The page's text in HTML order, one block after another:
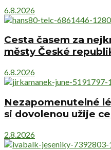
6.8.2026
Cesta časem za
městy České
6.8.2026
Nezapomenutelné
si dovolenou užije
2.8.2026